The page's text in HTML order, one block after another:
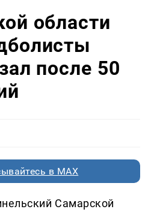
области
после 50
в MAX
Самарской